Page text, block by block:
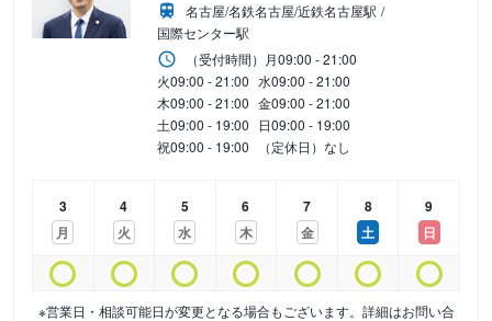
名古屋/名鉄名古屋/近鉄名古屋駅
国際センター駅
（受付時間） 月09:00 - 21:00
火09:00 - 21:00 水09:00 - 21:00
木09:00 - 21:00 金09:00 - 21:00
土09:00 - 19:00 日09:00 - 19:00
祝09:00 - 19:00 （定休日）なし
3
月
4
火
5
水
6
木
7
金
8
土
9
日
※営業日・相談可能日が変更となる場合もございます。詳細はお問い合